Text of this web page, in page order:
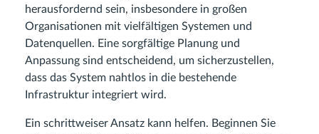
herausfordernd sein, insbesondere in großen
Organisationen mit vielfältigen Systemen und
Datenquellen. Eine sorgfältige Planung und
Anpassung sind entscheidend, um sicherzustellen,
dass das System nahtlos in die bestehende
Infrastruktur integriert wird.
Ein schrittweiser Ansatz kann helfen. Beginnen Sie